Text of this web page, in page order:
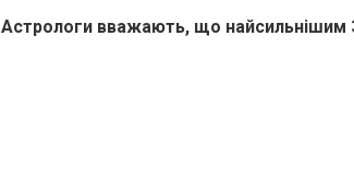
Астрологи вважають, що найсильнішим